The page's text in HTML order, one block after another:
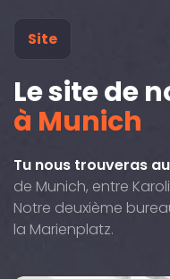
Site
Le site de
à Munich
Tu nous trouveras
de Munich, entre
Notre deuxième
la Marienplatz.